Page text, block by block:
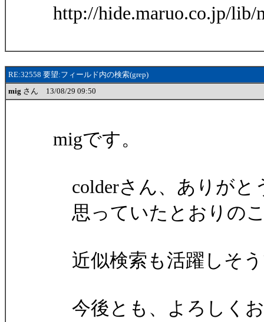
http://hide.maruo.co.jp/lib/
RE:32558 要望:フィールド内の検索(grep)
mig さん 13/08/29 09:50
migです。
colderさん、ありがと
思っていたとおりの
近似検索も活躍しそ
今後とも、よろしく